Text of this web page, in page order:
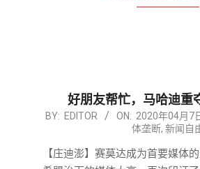
好朋友帮忙，马哈迪重
2020-
07
BY: EDITOR ON: 2020年04月7
体垄断, 新闻自
【庄迪澎】赛莫达成为首要媒体